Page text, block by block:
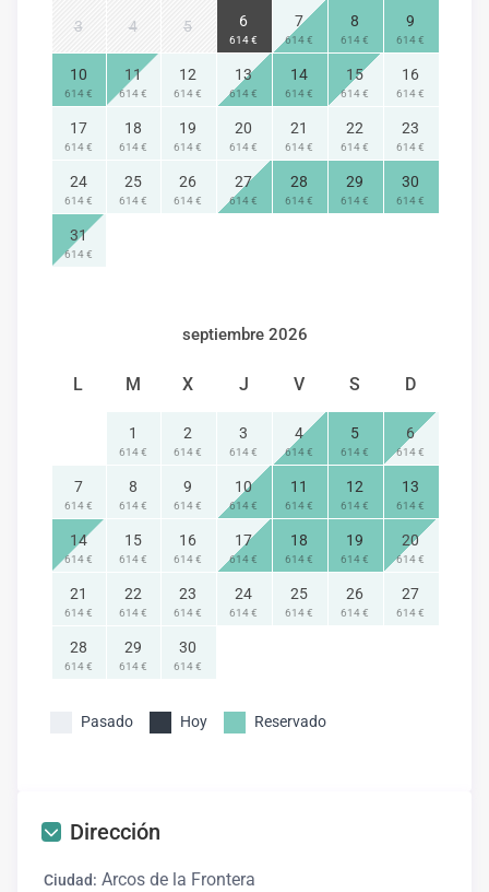
3 4 5 6
614 €
7
614 €
8
614 €
9
614 €
10
614 €
11
614 €
12
614 €
13
614 €
14
614 €
15
614 €
16
614 €
17
614 €
18
614 €
19
614 €
20
614 €
21
614 €
22
614 €
23
614 €
24
614 €
25
614 €
26
614 €
27
614 €
28
614 €
29
614 €
30
614 €
31
614 €
septiembre 2026
L M X J V S D
1
614 €
2
614 €
3
614 €
4
614 €
5
614 €
6
614 €
7
614 €
8
614 €
9
614 €
10
614 €
11
614 €
12
614 €
13
614 €
14
614 €
15
614 €
16
614 €
17
614 €
18
614 €
19
614 €
20
614 €
21
614 €
22
614 €
23
614 €
24
614 €
25
614 €
26
614 €
27
614 €
28
614 €
29
614 €
30
614 €
Pasado Hoy Reservado
Dirección
Ciudad: Arcos de la Frontera